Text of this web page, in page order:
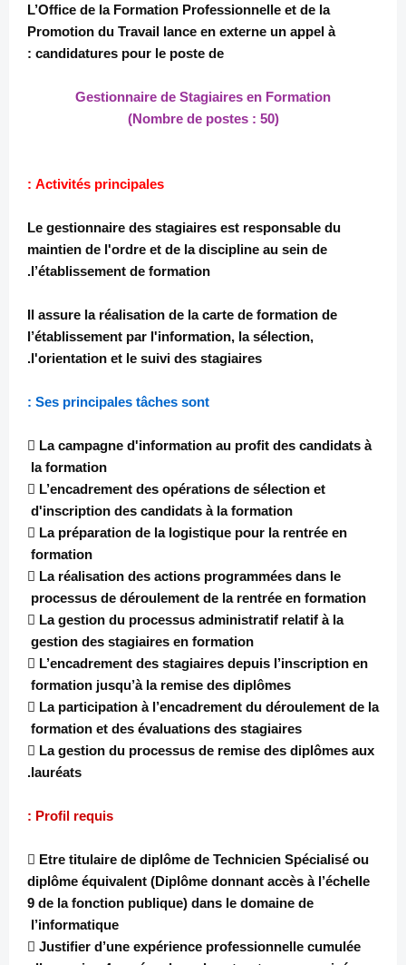
L’Office de la Formation Professionnelle et de la
Promotion du Travail lance en externe un appel à
candidatures pour le poste de :
Gestionnaire de Stagiaires en Formation
(Nombre de postes : 50)
Activités principales :
Le gestionnaire des stagiaires est responsable du
maintien de l'ordre et de la discipline au sein de
l’établissement de formation.
Il assure la réalisation de la carte de formation de
l’établissement par l'information, la sélection,
l'orientation et le suivi des stagiaires.
 La campagne d'information au profit des candidats à
la formation
 L’encadrement des opérations de sélection et
d'inscription des candidats à la formation
 La préparation de la logistique pour la rentrée en
formation
 La réalisation des actions programmées dans le
processus de déroulement de la rentrée en formation
 La gestion du processus administratif relatif à la
gestion des stagiaires en formation
 L’encadrement des stagiaires depuis l’inscription en
formation jusqu’à la remise des diplômes
 La participation à l’encadrement du déroulement de la
formation et des évaluations des stagiaires
 La gestion du processus de remise des diplômes aux
lauréats.
Profil requis :
 Etre titulaire de diplôme de Technicien Spécialisé ou
diplôme équivalent (Diplôme donnant accès à l’échelle
9 de la fonction publique) dans le domaine de
l’informatique
 Justifier d’une expérience professionnelle cumulée